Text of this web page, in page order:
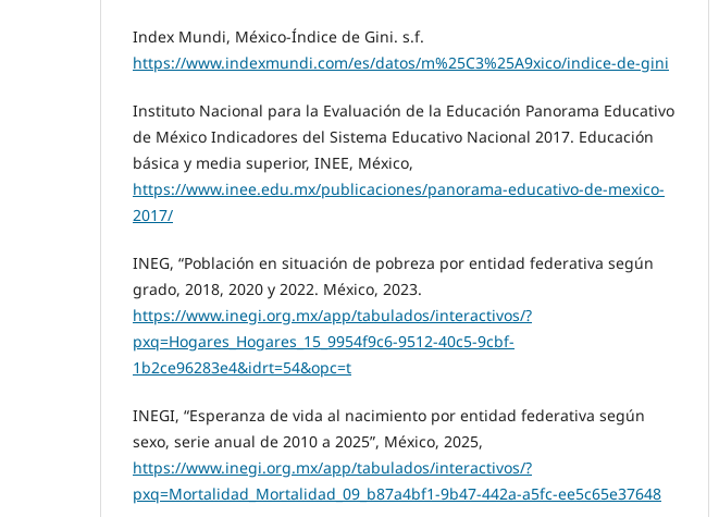
Index Mundi, México-Índice de Gini. s.f.
https://www.indexmundi.com/es/datos/m%25C3%25A9xico/indice-de-gini
Instituto Nacional para la Evaluación de la Educación Panorama Educativo
de México Indicadores del Sistema Educativo Nacional 2017. Educación
básica y media superior, INEE, México,
https://www.inee.edu.mx/publicaciones/panorama-educativo-de-mexico-
2017/
INEG, “Población en situación de pobreza por entidad federativa según
grado, 2018, 2020 y 2022. México, 2023.
https://www.inegi.org.mx/app/tabulados/interactivos/?
pxq=Hogares_Hogares_15_9954f9c6-9512-40c5-9cbf-
1b2ce96283e4&idrt=54&opc=t
INEGI, “Esperanza de vida al nacimiento por entidad federativa según
sexo, serie anual de 2010 a 2025”, México, 2025,
https://www.inegi.org.mx/app/tabulados/interactivos/?
pxq=Mortalidad_Mortalidad_09_b87a4bf1-9b47-442a-a5fc-ee5c65e37648